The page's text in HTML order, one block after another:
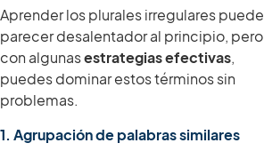
Aprender los plurales irregulares puede
parecer desalentador al principio, pero
con algunasestrategias efectivas,
puedes dominar estos términos sin
problemas.
1. Agrupación de palabras similares